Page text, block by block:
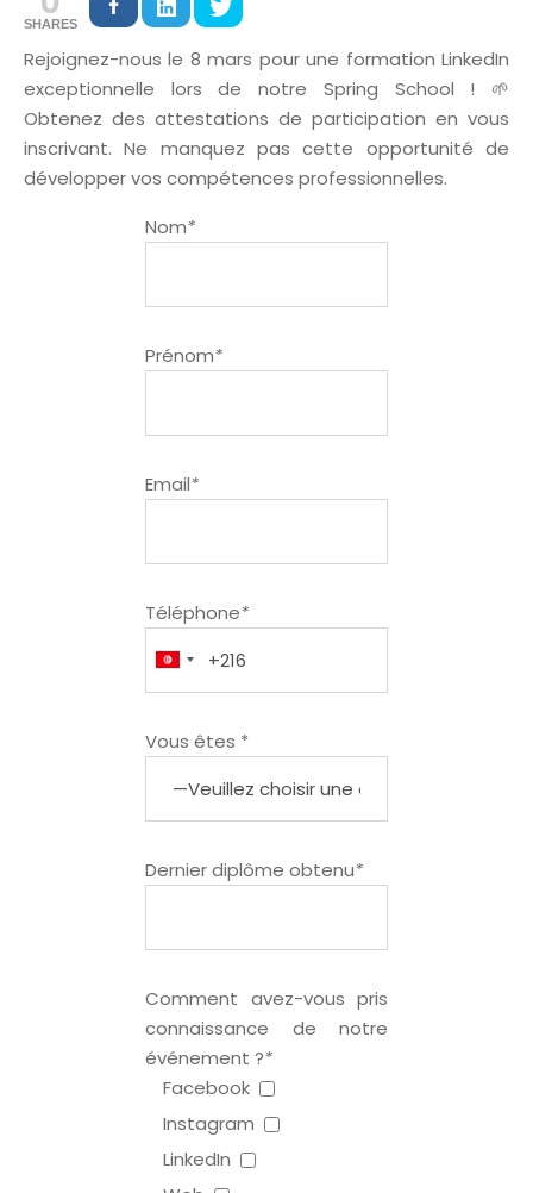
SHARES
Rejoignez-nous le 8 mars pour une formation LinkedIn
exceptionnelle lors de notre Spring School ! 🌱
Obtenez des attestations de participation en vous
inscrivant. Ne manquez pas cette opportunité de
développer vos compétences professionnelles.
Nom*
Prénom*
Email*
Téléphone*
Vous êtes *
Dernier diplôme obtenu*
Comment avez-vous pris
connaissance de notre
événement ?*
Facebook
Instagram
LinkedIn